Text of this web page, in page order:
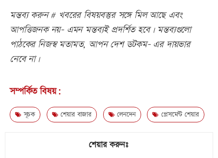
মন্তব্য করুন # খবরের বিষয়বস্তুর সঙ্গে মিল আছে এবং
আপত্তিজনক নয়- এমন মন্তব্যই প্রদর্শিত হবে। মন্তব্যগুলো
পাঠকের নিজস্ব মতামত, আপন দেশ ডটকম- এর দায়ভার
নেবে না।
সম্পর্কিত বিষয়:
সূচক শেয়ার বাজার লেনদেন প্লেসমেন্ট শেয়ার
শেয়ার করুনঃ